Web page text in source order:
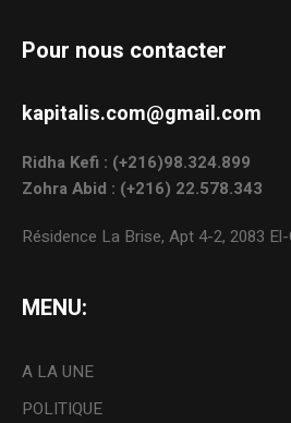
Pour nous contacter
kapitalis.com@gmail.com
Ridha Kefi : (+216)98.324.899
Zohra Abid : (+216) 22.578.343
Résidence La Brise, Apt 4-2, 2083
MENU:
A LA UNE
POLITIQUE